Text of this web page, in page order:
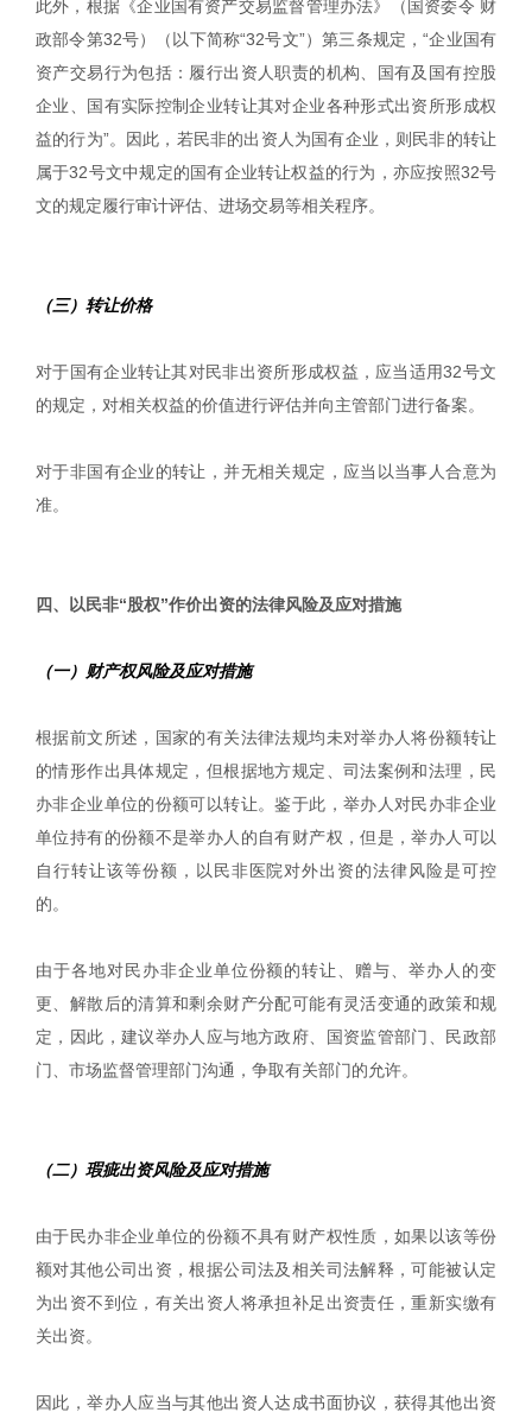
此外，根据《企业国有资产交易监督管理办法》（国资委令 财
政部令第32号）（以下简称“32号文”）第三条规定，“企业国有
资产交易行为包括：履行出资人职责的机构、国有及国有控股
企业、国有实际控制企业转让其对企业各种形式出资所形成权
益的行为”。因此，若民非的出资人为国有企业，则民非的转让
属于32号文中规定的国有企业转让权益的行为，亦应按照32号
文的规定履行审计评估、进场交易等相关程序。
（三）转让价格
对于国有企业转让其对民非出资所形成权益，应当适用32号文
的规定，对相关权益的价值进行评估并向主管部门进行备案。
对于非国有企业的转让，并无相关规定，应当以当事人合意为
准。
四、以民非“股权”作价出资的法律风险及应对措施
（一）财产权风险及应对措施
根据前文所述，国家的有关法律法规均未对举办人将份额转让
的情形作出具体规定，但根据地方规定、司法案例和法理，民
办非企业单位的份额可以转让。鉴于此，举办人对民办非企业
单位持有的份额不是举办人的自有财产权，但是，举办人可以
自行转让该等份额，以民非医院对外出资的法律风险是可控
的。
由于各地对民办非企业单位份额的转让、赠与、举办人的变
更、解散后的清算和剩余财产分配可能有灵活变通的政策和规
定，因此，建议举办人应与地方政府、国资监管部门、民政部
门、市场监督管理部门沟通，争取有关部门的允许。
（二）瑕疵出资风险及应对措施
由于民办非企业单位的份额不具有财产权性质，如果以该等份
额对其他公司出资，根据公司法及相关司法解释，可能被认定
为出资不到位，有关出资人将承担补足出资责任，重新实缴有
关出资。
因此，举办人应当与其他出资人达成书面协议，获得其他出资